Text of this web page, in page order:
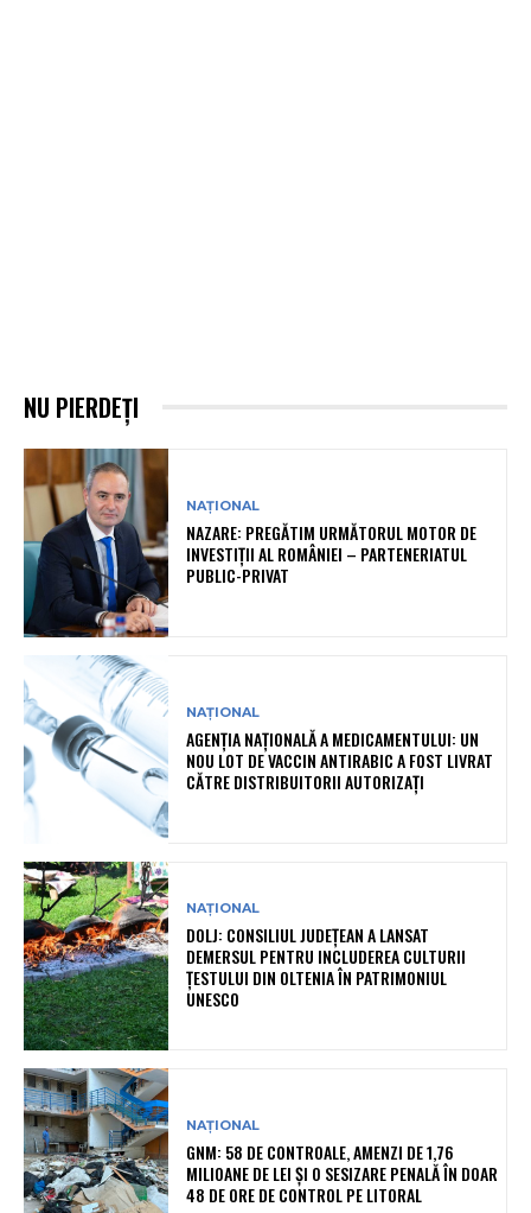
NU PIERDEȚI
NAȚIONAL
NAZARE: PREGĂTIM URMĂTORUL MOTOR DE
INVESTIȚII AL ROMÂNIEI – PARTENERIATUL
PUBLIC-PRIVAT
NAȚIONAL
AGENȚIA NAȚIONALĂ A MEDICAMENTULUI: UN
NOU LOT DE VACCIN ANTIRABIC A FOST LIVRAT
CĂTRE DISTRIBUITORII AUTORIZAȚI
NAȚIONAL
DOLJ: CONSILIUL JUDEȚEAN A LANSAT
DEMERSUL PENTRU INCLUDEREA CULTURII
ȚESTULUI DIN OLTENIA ÎN PATRIMONIUL
UNESCO
NAȚIONAL
GNM: 58 DE CONTROALE, AMENZI DE 1,76
MILIOANE DE LEI ȘI O SESIZARE PENALĂ ÎN DOAR
48 DE ORE DE CONTROL PE LITORAL